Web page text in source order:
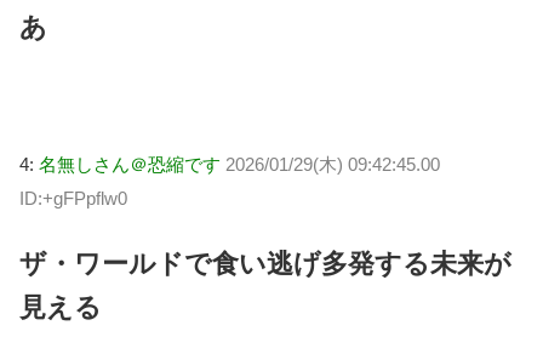
あ
4: 名無しさん＠恐縮です 2026/01/29(木) 09:42:45.00
ID:+gFPpflw0
ザ・ワールドで食い逃げ多発する未来が
見える